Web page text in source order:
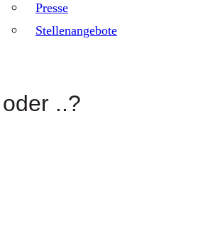
Presse
Stellenangebote
..?